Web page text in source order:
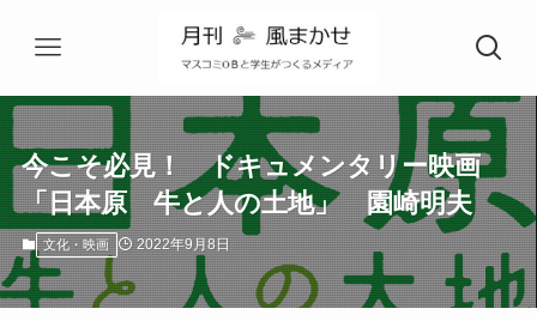
今こそ必見！ ドキュメンタリー映画
「日本原 牛と人の土地」 園崎明夫
文化・映画 2022年9月8日